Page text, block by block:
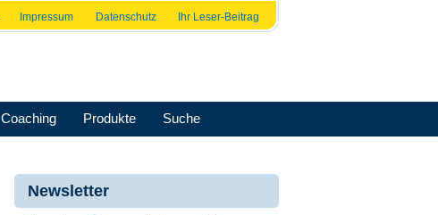
Impressum Datenschutz Ihr Leser-Beitrag
Coaching Produkte Suche
Newsletter